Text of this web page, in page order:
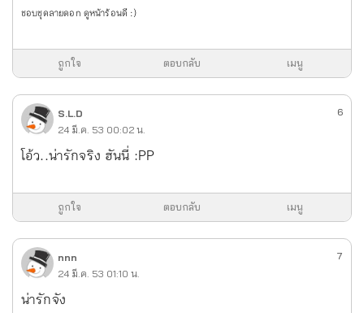
ชอบชุดลายดอก ดูหน้าร้อนดี :)
ถูกใจ ตอบกลับ เมนู
S.L.D
24 มี.ค. 53 00:02 น.
6
โอ้ว..น่ารักจริง ฮันนี่ :PP
ถูกใจ ตอบกลับ เมนู
nnn
24 มี.ค. 53 01:10 น.
7
น่ารักจัง